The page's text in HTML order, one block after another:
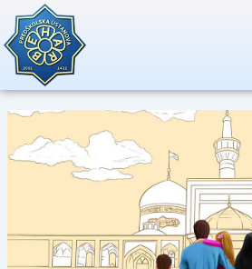
to
content
Post
navigation